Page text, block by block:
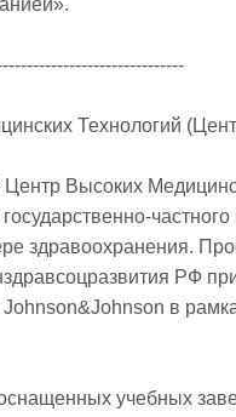
Технологий
Высоких
частного
здравоохранения.
РФ
Johnson&Johnson в
учебных